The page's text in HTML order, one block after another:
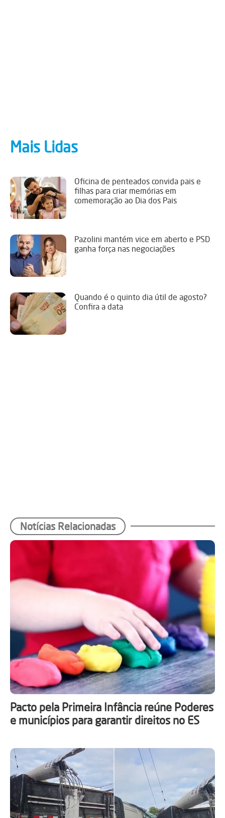
Mais Lidas
Oficina de penteados convida pais e
filhas para criar memórias em
comemoração ao Dia dos Pais
Pazolini mantém vice em aberto e PSD
ganha força nas negociações
Quando é o quinto dia útil de agosto?
Confira a data
Notícias Relacionadas
Pacto pela Primeira Infância reúne Poderes
e municípios para garantir direitos no ES